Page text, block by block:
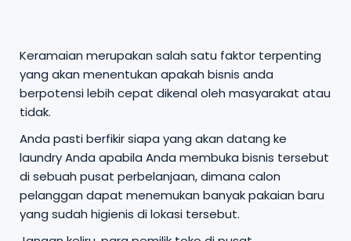
Keramaian merupakan salah satu faktor terpenting
yang akan menentukan apakah bisnis anda
berpotensi lebih cepat dikenal oleh masyarakat atau
tidak.
Anda pasti berfikir siapa yang akan datang ke
laundry Anda apabila Anda membuka bisnis tersebut
di sebuah pusat perbelanjaan, dimana calon
pelanggan dapat menemukan banyak pakaian baru
yang sudah higienis di lokasi tersebut.